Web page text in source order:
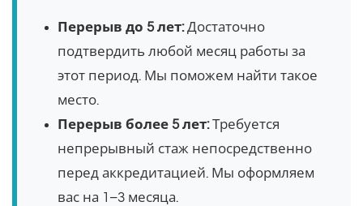
Перерыв до 5 лет:Достаточно
подтвердить любой месяц работы за
этот период. Мы поможем найти такое
место.
Перерыв более 5 лет:Требуется
непрерывный стаж непосредственно
перед аккредитацией. Мы оформляем
вас на 1–3 месяца.